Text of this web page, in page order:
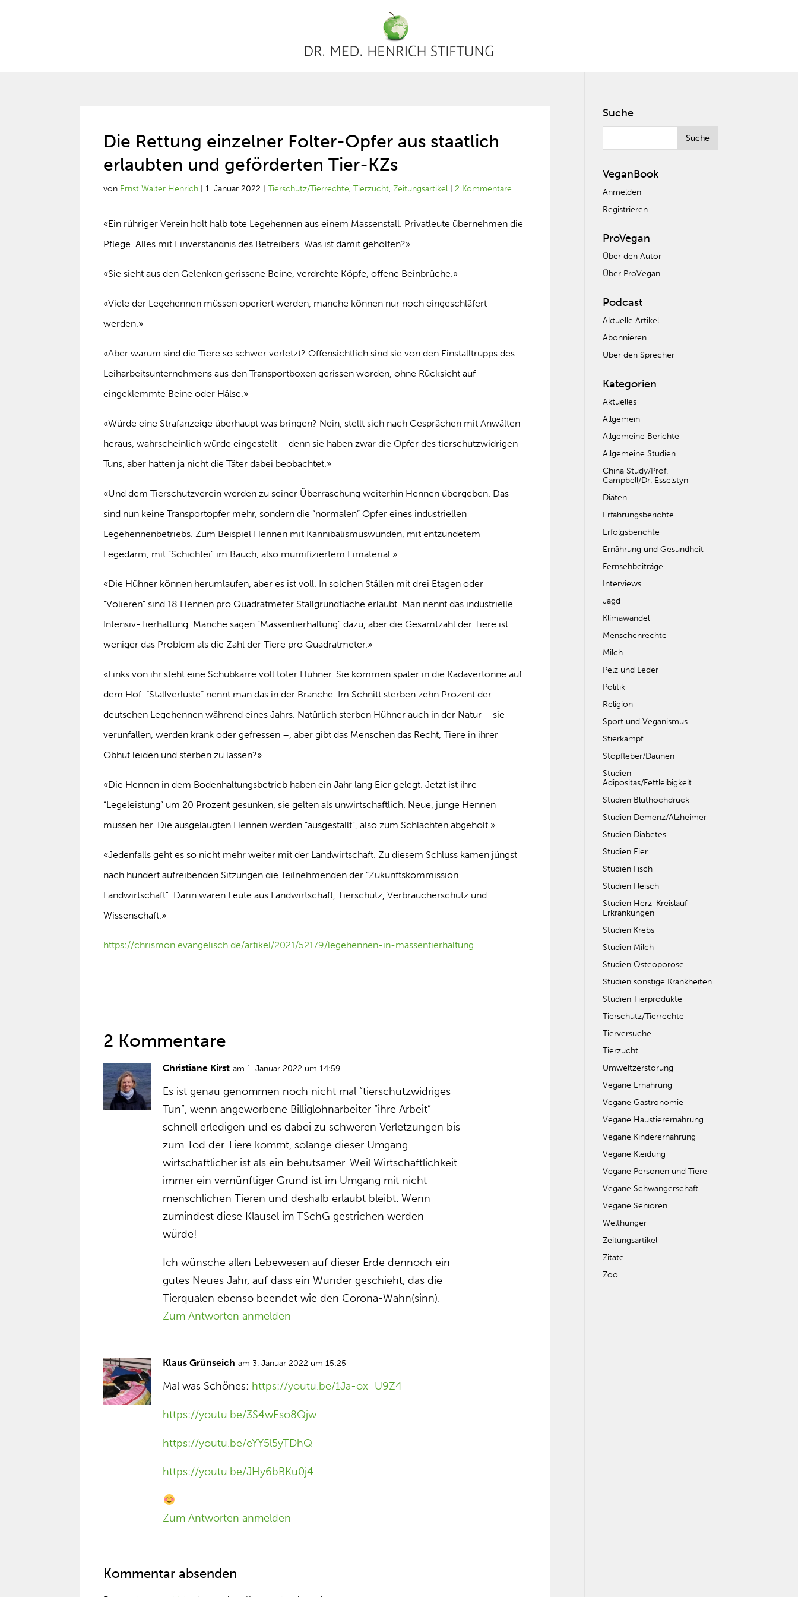
Die Rettung einzelner Folter-Opfer aus staatlich
erlaubten und geförderten Tier-KZs
von Ernst Walter Henrich |1. Januar 2022 |Tierschutz/Tierrechte,Tierzucht,Zeitungsartikel |2 Kommentare
«Ein rühriger Verein holt halb tote Legehennen aus einem Massenstall. Privatleute übernehmen die
Pflege. Alles mit Einverständnis des Betreibers. Was ist damit geholfen?»
«Sie sieht aus den Gelenken gerissene Beine, verdrehte Köpfe, offene Beinbrüche.»
«Viele der Legehennen müssen operiert werden, manche können nur noch eingeschläfert
werden.»
«Aber warum sind die Tiere so schwer verletzt? Offensichtlich sind sie von den Einstalltrupps des
Leiharbeitsunternehmens aus den Transportboxen gerissen worden, ohne Rücksicht auf
eingeklemmte Beine oder Hälse.»
«Würde eine Strafanzeige überhaupt was bringen? Nein, stellt sich nach Gesprächen mit Anwälten
heraus, wahrscheinlich würde eingestellt – denn sie haben zwar die Opfer des tierschutzwidrigen
Tuns, aber hatten ja nicht die Täter dabei beobachtet.»
«Und dem Tierschutzverein werden zu seiner ­Überraschung weiterhin Hennen übergeben. Das
sind nun keine Transport­opfer mehr, sondern die “normalen” Opfer eines industriellen
Legehennenbetriebs. Zum Beispiel Hennen mit Kannibalismuswunden, mit entzündetem
Legedarm, mit “Schichtei” im Bauch, also mumifiziertem Eimaterial.»
«Die Hühner können herumlaufen, aber es ist voll. In solchen Ställen mit drei Etagen oder
“Volieren” sind 18 ­Hennen pro Quadratmeter Stallgrundfläche erlaubt. Man nennt das industrielle
Intensiv-Tierhaltung. Manche sagen “Massentierhaltung” dazu, aber die Gesamtzahl der Tiere ist
weniger das Problem als die Zahl der Tiere pro Quadratmeter.»
«Links von ihr steht eine Schubkarre voll toter Hühner. Sie kommen später in die Kadavertonne auf
dem Hof. “Stallverluste” nennt man das in der Branche. Im Schnitt sterben zehn Prozent der
deutschen Legehennen während eines Jahrs. Natürlich sterben Hühner auch in der Natur – sie
verunfallen, werden krank oder gefressen –, aber gibt das Menschen das Recht, Tiere in ihrer
Obhut leiden und sterben zu lassen?»
«Die Hennen in dem Bodenhaltungsbetrieb haben ein Jahr lang Eier gelegt. Jetzt ist ihre
“Legeleistung” um 20 Prozent gesunken, sie gelten als unwirtschaftlich. Neue, junge Hennen
müssen her. Die ausgelaugten Hennen werden “ausgestallt”, also zum Schlachten abgeholt.»
«Jedenfalls geht es so nicht mehr weiter mit der Landwirtschaft. Zu diesem Schluss kamen jüngst
nach hundert aufreibenden Sitzungen die Teilnehmenden der “Zukunftskommission
Landwirtschaft”. Darin waren Leute aus Landwirtschaft, Tierschutz, Verbraucherschutz und
Wissenschaft.»
https://chrismon.evangelisch.de/artikel/2021/52179/legehennen-in-massentierhaltung
2 Kommentare
Christiane Kirst am 1. Januar 2022 um 14:59
Es ist genau genommen noch nicht mal “tierschutzwidriges
Tun”, wenn angeworbene Billiglohnarbeiter “ihre Arbeit”
schnell erledigen und es dabei zu schweren Verletzungen bis
zum Tod der Tiere kommt, solange dieser Umgang
wirtschaftlicher ist als ein behutsamer. Weil Wirtschaftlichkeit
immer ein vernünftiger Grund ist im Umgang mit nicht-
menschlichen Tieren und deshalb erlaubt bleibt. Wenn
zumindest diese Klausel im TSchG gestrichen werden
würde!
Ich wünsche allen Lebewesen auf dieser Erde dennoch ein
gutes Neues Jahr, auf dass ein Wunder geschieht, das die
Tierqualen ebenso beendet wie den Corona-Wahn(sinn).
Zum Antworten anmelden
Klaus Grünseich am 3. Januar 2022 um 15:25
Mal was Schönes: https://youtu.be/1Ja-ox_U9Z4
https://youtu.be/3S4wEso8Qjw
https://youtu.be/eYY5l5yTDhQ
https://youtu.be/JHy6bBKu0j4
Zum Antworten anmelden
Kommentar absenden
Suche
VeganBook
Anmelden
Registrieren
ProVegan
Über den Autor
Über ProVegan
Podcast
Aktuelle Artikel
Abonnieren
Über den Sprecher
Kategorien
Aktuelles
Allgemein
Allgemeine Berichte
Allgemeine Studien
China Study/Prof.
Campbell/Dr. Esselstyn
Diäten
Erfahrungsberichte
Erfolgsberichte
Ernährung und Gesundheit
Fernsehbeiträge
Interviews
Jagd
Klimawandel
Menschenrechte
Milch
Pelz und Leder
Politik
Religion
Sport und Veganismus
Stierkampf
Stopfleber/Daunen
Studien
Adipositas/Fettleibigkeit
Studien Bluthochdruck
Studien Demenz/Alzheimer
Studien Diabetes
Studien Eier
Studien Fisch
Studien Fleisch
Studien Herz-Kreislauf-
Erkrankungen
Studien Krebs
Studien Milch
Studien Osteoporose
Studien sonstige Krankheiten
Studien Tierprodukte
Tierschutz/Tierrechte
Tierversuche
Tierzucht
Umweltzerstörung
Vegane Ernährung
Vegane Gastronomie
Vegane Haustierernährung
Vegane Kinderernährung
Vegane Kleidung
Vegane Personen und Tiere
Vegane Schwangerschaft
Vegane Senioren
Welthunger
Zeitungsartikel
Zitate
Zoo